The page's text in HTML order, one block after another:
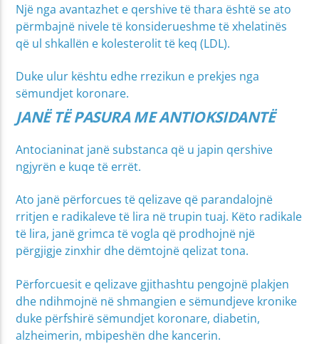
Një nga avantazhet e qershive të thara është se ato
përmbajnë nivele të konsiderueshme të xhelatinës
që ul shkallën e kolesterolit të keq (LDL).
Duke ulur kështu edhe rrezikun e prekjes nga
sëmundjet koronare.
JANË TË PASURA ME ANTIOKSIDANTË
Antocianinat janë substanca që u japin qershive
ngjyrën e kuqe të errët.
Ato janë përforcues të qelizave që parandalojnë
rritjen e radikaleve të lira në trupin tuaj. Këto radikale
të lira, janë grimca të vogla që prodhojnë një
përgjigje zinxhir dhe dëmtojnë qelizat tona.
Përforcuesit e qelizave gjithashtu pengojnë plakjen
dhe ndihmojnë në shmangien e sëmundjeve kronike
duke përfshirë sëmundjet koronare, diabetin,
alzheimerin, mbipeshën dhe kancerin.